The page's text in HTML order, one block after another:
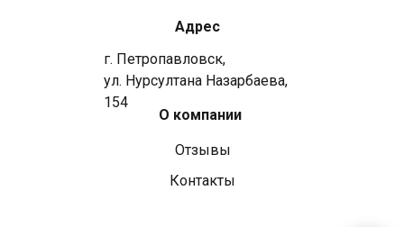
Отзывы
Контакты
г. Петропавловск,
ул. Нурсултана Назарбаева,
154
О компании
Адрес